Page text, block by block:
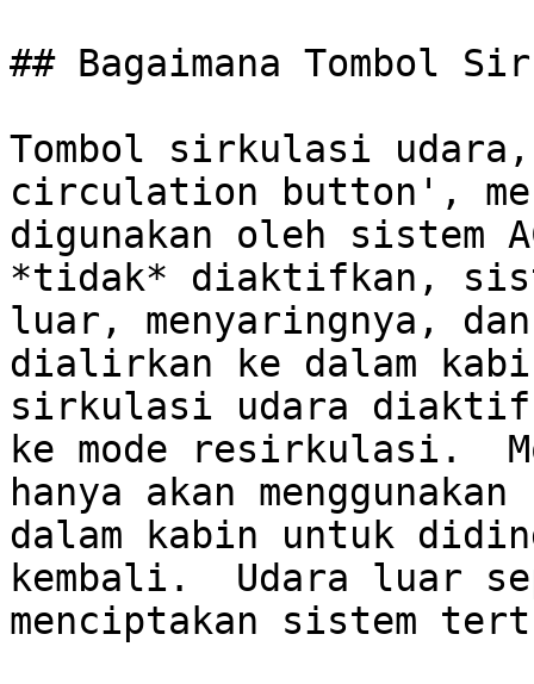
## Bagaimana Tombol
Tombol sirkulasi
circulation button',
digunakan oleh sistem
*tidak* diaktifkan,
luar, menyaringnya, dan
dialirkan ke dalam
sirkulasi udara
ke mode resirkulasi.
hanya akan
dalam kabin untuk
kembali.  Udara luar
menciptakan sistem